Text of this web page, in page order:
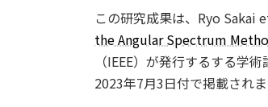
この研究成果は、Ryo Sakai
the Angular Spectrum
（IEEE）が発行するする学
2023年7月3日付で掲載されま